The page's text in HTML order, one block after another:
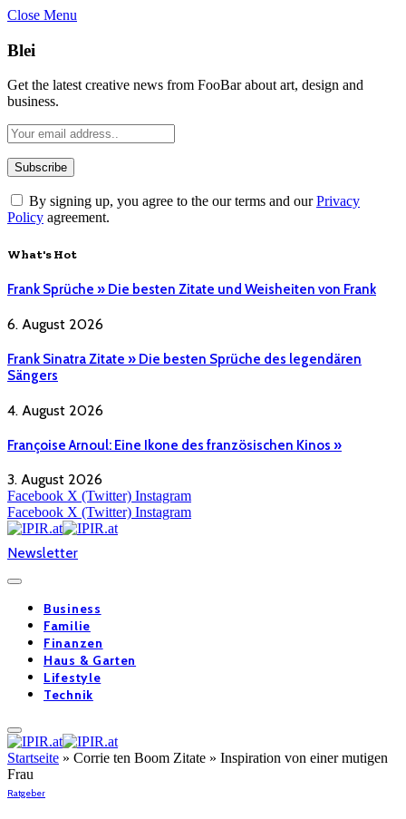
Close Menu
Blei
Get the latest creative news from FooBar about art, design and
business.
By signing up, you agree to the our terms and ourPrivacy
Policy agreement.
What's Hot
Frank Sprüche » Die besten Zitate und Weisheiten von Frank
6. August 2026
Frank Sinatra Zitate » Die besten Sprüche des legendären
Sängers
4. August 2026
Françoise Arnoul: Eine Ikone des französischen Kinos »
3. August 2026
Facebook X (Twitter) Instagram
Facebook X (Twitter) Instagram
Newsletter
Business
Familie
Finanzen
Haus & Garten
Lifestyle
Technik
Startseite » Corrie ten Boom Zitate » Inspiration von einer mutigen
Frau
Ratgeber